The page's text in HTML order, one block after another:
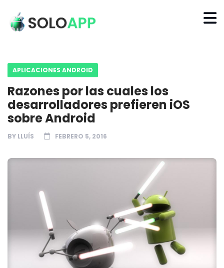
APLICACIONES ANDROID
Razones por las cuales los
desarrolladores prefieren iOS
sobre Android
BY LLUÍS FEBRERO 5, 2016